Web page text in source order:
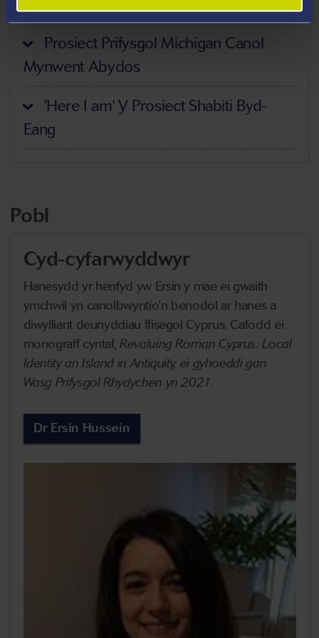
Prosiect Prifysgol Michigan Canol
Mynwent Abydos
'Here I am' Y Prosiect Shabiti Byd-
Eang
Pobl
Cyd-cyfarwyddwyr
Hanesydd yr henfyd yw Ersin y mae ei gwaith
ymchwil yn canolbwyntio'n benodol ar hanes a
diwylliant deunyddiau ffisegol Cyprus. Cafodd ei
monograff cyntaf,Revaluing Roman Cyprus: Local
Identity an Island in Antiquity, ei gyhoeddi gan
Wasg Prifysgol Rhydychen yn 2021.
Dr Ersin Hussein